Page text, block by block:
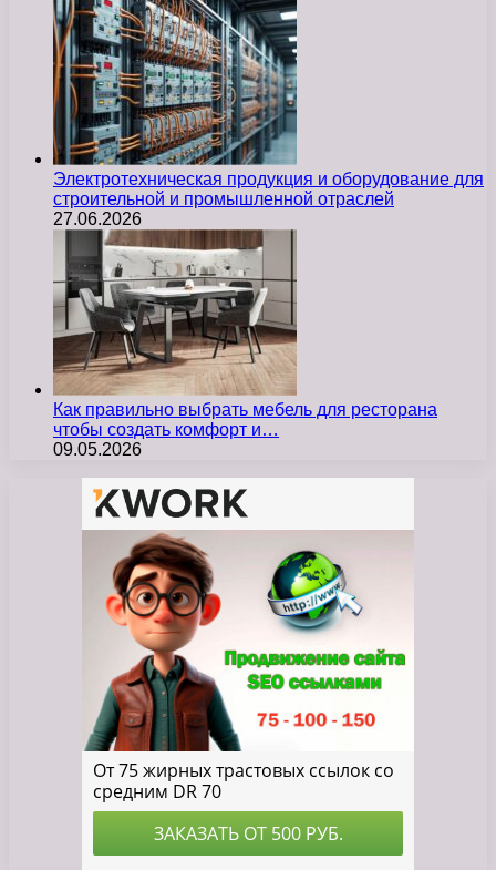
Электротехническая продукция и оборудование для
строительной и промышленной отраслей
27.06.2026
Как правильно выбрать мебель для ресторана
чтобы создать комфорт и…
09.05.2026